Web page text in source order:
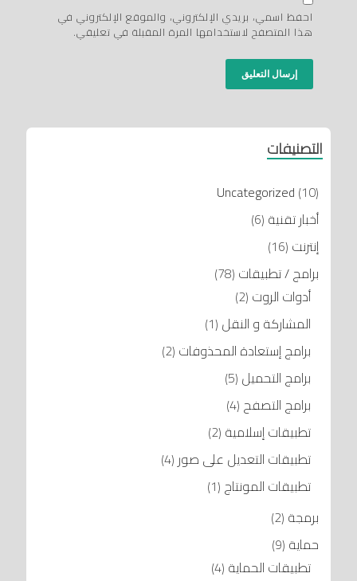
احفظ اسمي، بريدي الإلكتروني، والموقع الإلكتروني في
هذا المتصفح لاستخدامها المرة المقبلة في تعليقي.
التصنيفات
Uncategorized (10)
أخبار تقنية (6)
إنترنت (16)
برامج / تطبيقات (78)
أدوات الروت (2)
المشاركة و النقل (1)
برامج إستعادة المحذوفات (2)
برامج التحميل (5)
برامج التصفح (4)
تطبيقات إسلامية (2)
تطبيقات التعديل على صور (4)
تطبيقات المونتاج (1)
برمجة (2)
حماية (9)
تطبيقات الحماية (4)